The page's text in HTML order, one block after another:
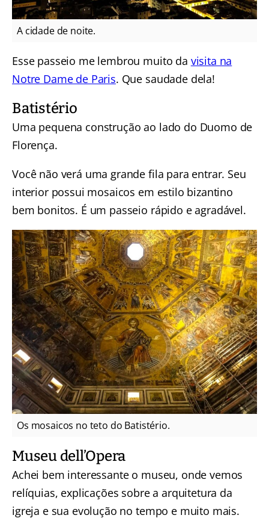
A cidade de noite.
Esse passeio me lembrou muito da visita na
Notre Dame de Paris. Que saudade dela!
Batistério
Uma pequena construção ao lado do Duomo de
Florença.
Você não verá uma grande fila para entrar. Seu
interior possui mosaicos em estilo bizantino
bem bonitos. É um passeio rápido e agradável.
Os mosaicos no teto do Batistério.
Museu dell’Opera
Achei bem interessante o museu, onde vemos
relíquias, explicações sobre a arquitetura da
igreja e sua evolução no tempo e muito mais.